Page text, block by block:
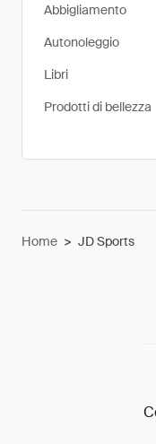
Abbigliamento
Autonoleggio
Libri
Prodotti di bellezza
Home > JD Sports